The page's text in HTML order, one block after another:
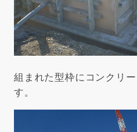
組まれた型枠にコンクリ
す。